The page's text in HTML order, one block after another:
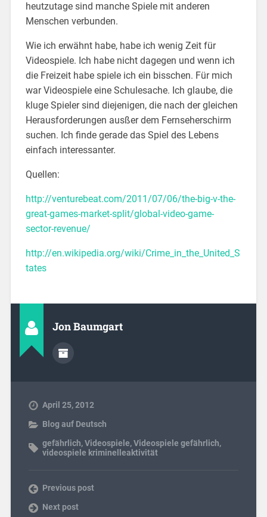
heutzutage sind manche Spiele mit anderen
Menschen verbunden.
Wie ich erwähnt habe, habe ich wenig Zeit für
Videospiele. Ich habe nicht dagegen und wenn ich
die Freizeit habe spiele ich ein bisschen. Für mich
war Videospiele eine Schulesache. Ich glaube, die
kluge Spieler sind diejenigen, die nach der gleichen
Herausforderungen ausßer dem Fernseherschirm
suchen. Ich finde gerade das Spiel des Lebens
einfach interessanter.
Quellen:
http://venturebeat.com/2011/07/06/the-big-v-the-
great-games-market-split/global-video-game-
sector-revenue/
http://en.wikipedia.org/wiki/Crime_in_the_United_S
tates
Jon Baumgart
April 25, 2012
Blog auf Deutsch
gefährlich,Videospiele,Videospiele gefährlich,
videospiele kriminelleaktivität
Previous post
Next post